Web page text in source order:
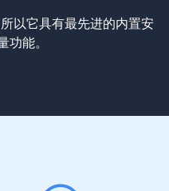
以它具有最先进的内置安
能。